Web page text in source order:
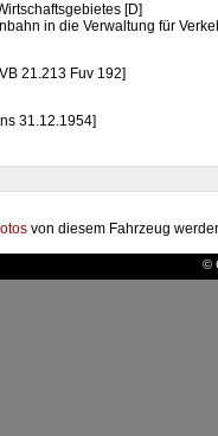
[D]
in die Verwaltung für
21.213 Fuv 192]
31.12.1954]
von diesem Fahrzeug
©